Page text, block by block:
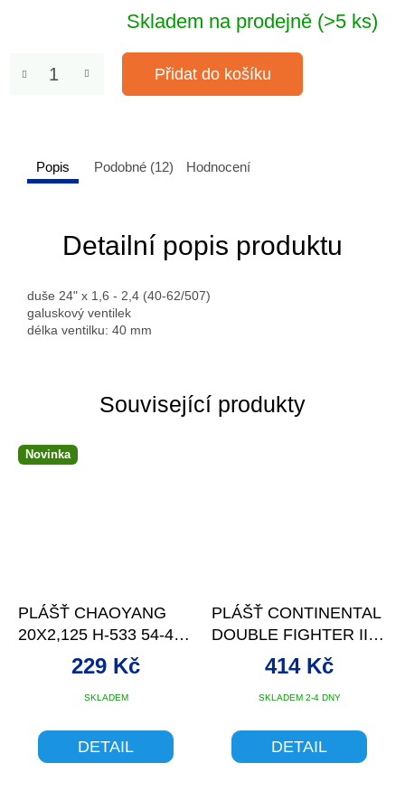
Skladem na prodejně (>5 ks)
Přidat do košíku
Související produkty
Novinka
PLÁŠŤ CHAOYANG
20X2,125 H-533 54-406
ČERNÝ
SKLADEM
229 Kč
DETAIL
PLÁŠŤ CONTINENTAL
DOUBLE FIGHTER III
SPORT REFLEX DRÁT
- 20X1.75
SKLADEM 2-4 DNY
414 Kč
DETAIL
Popis Podobné (12) Hodnocení
Detailní popis produktu
duše 24" x 1,6 - 2,4 (40-62/507)
galuskový ventilek
délka ventilku: 40 mm